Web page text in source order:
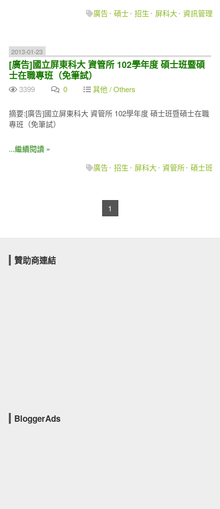
廣告 碩士 招生 屏科大 資訊管理
2013-01-23
[廣告]國立屏東科大 資管所 102學年度 碩士班暨碩
士在職專班（免筆試）
3399 0 其他 / Others
摘要:[廣告]國立屏東科大 資管所 102學年度 碩士班暨碩士在職
專班（免筆試）
...繼續閱讀 »
廣告 招生 屏科大 資管所 碩士班
1
贊助商連結
BloggerAds